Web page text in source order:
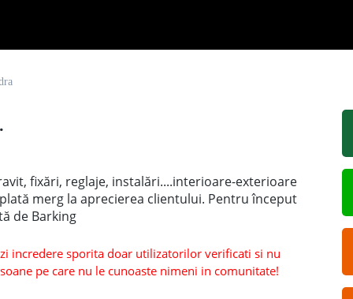
fixări, reglaje, instalări....interioare-exterioare
merg la aprecierea clientului. Pentru început
de Barking
incredere sporita doar utilizatorilor verificati si nu
pe care nu le cunoaste nimeni in comunitate!